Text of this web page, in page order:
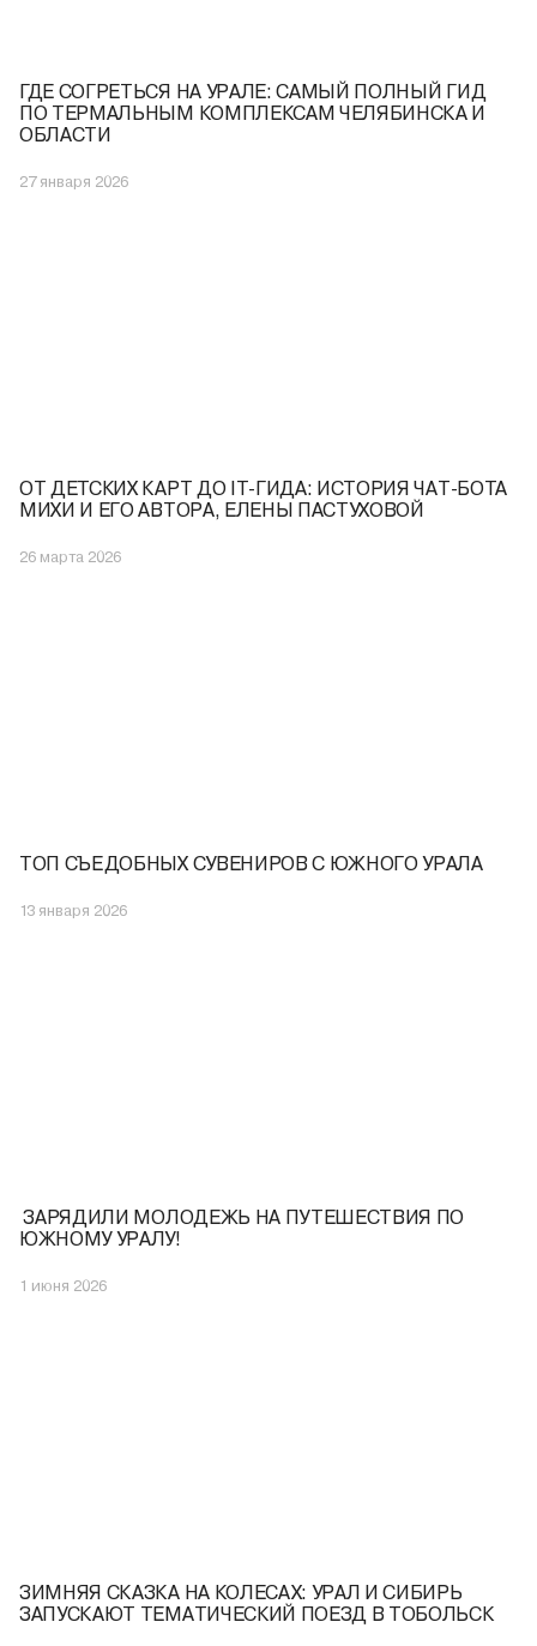
ГДЕ СОГРЕТЬСЯ НА УРАЛЕ: САМЫЙ ПОЛНЫЙ ГИД
ПО ТЕРМАЛЬНЫМ КОМПЛЕКСАМ ЧЕЛЯБИНСКА И
ОБЛАСТИ
27 января 2026
ОТ ДЕТСКИХ КАРТ ДО IT-ГИДА: ИСТОРИЯ ЧАТ-БОТА
МИХИ И ЕГО АВТОРА, ЕЛЕНЫ ПАСТУХОВОЙ
26 марта 2026
ТОП СЪЕДОБНЫХ СУВЕНИРОВ С ЮЖНОГО УРАЛА
13 января 2026
️ ЗАРЯДИЛИ МОЛОДЕЖЬ НА ПУТЕШЕСТВИЯ ПО
ЮЖНОМУ УРАЛУ!
1 июня 2026
ЗИМНЯЯ СКАЗКА НА КОЛЕСАХ: УРАЛ И СИБИРЬ
ЗАПУСКАЮТ ТЕМАТИЧЕСКИЙ ПОЕЗД В ТОБОЛЬСК